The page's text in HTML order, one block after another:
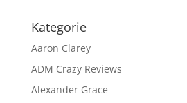
Kategorie
Aaron Clarey
ADM Crazy Reviews
Alexander Grace